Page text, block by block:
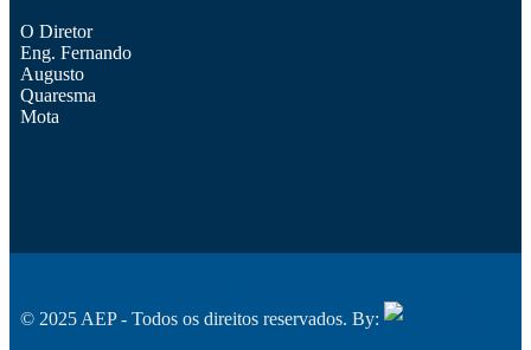
O Diretor
Eng. Fernando
Augusto
Quaresma
Mota
© 2025 AEP - Todos os direitos reservados. By: